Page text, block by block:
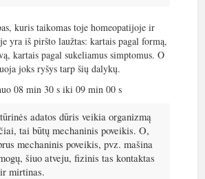
kuris taikomas toje homeopatijoje ir
yra iš piršto laužtas: kartais pagal formą,
kartais pagal sukeliamus simptomus. O
joks ryšys tarp šių dalykų.
08 min 30 s iki 09 min 00 s
adatos dūris veikia organizmą
tai būtų mechaninis poveikis. O,
mechaninis poveikis, pvz. mašina
šiuo atveju, fizinis tas kontaktas
mirtinas.